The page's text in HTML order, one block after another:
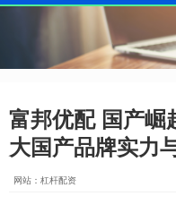
富邦优配 国产崛
大国产品牌实力
网站：杠杆配资